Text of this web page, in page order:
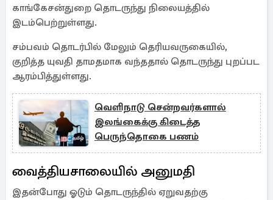
காங்கேசன்துறை தொடருந்து நிலையத்தில்
இடம்பெற்றுள்ளது.
சம்பவம் தொடர்பில் மேலும் தெரியவருகையில்,
குறித்த யுவதி தாமதமாக வந்ததால் தொடருந்து புறப்பட
ஆரம்பித்துள்ளது.
வெளிநாடு சென்றவர்களால்
இலங்கைக்கு கிடைத்த
பெருந்தொகை பணம்
வைத்தியசாலையில் அனுமதி
இதன்போது ஓடும் தொடருந்தில் ஏறுவதற்கு